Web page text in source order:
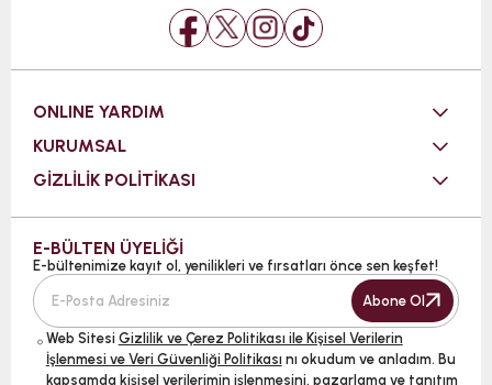
ONLINE YARDIM
KURUMSAL
GİZLİLİK POLİTİKASI
E-BÜLTEN ÜYELİĞİ
E-bültenimize kayıt ol, yenilikleri ve fırsatları önce sen keşfet!
Abone Ol
Web Sitesi Gizlilik ve Çerez Politikası ile Kişisel Verilerin
İşlenmesi ve Veri Güvenliği Politikası nı okudum ve anladım. Bu
kapsamda kişisel verilerimin işlenmesini, pazarlama ve tanıtım